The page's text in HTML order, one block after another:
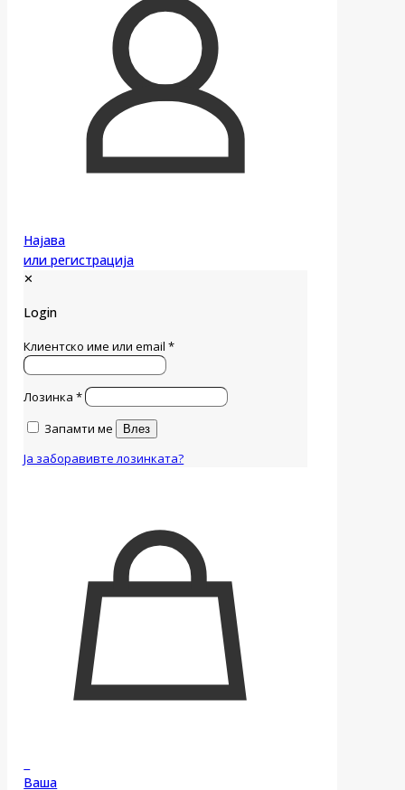
Најава
или регистрација
✕
Login
Клиентско име или email*
Лозинка*
Запамти ме
Влез
Ја заборавивте лозинката?
Ваша